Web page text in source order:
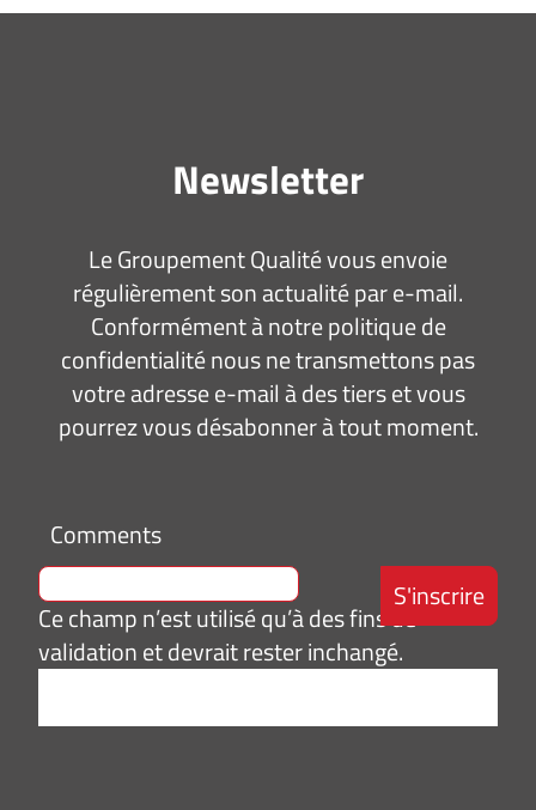
Newsletter
Le Groupement Qualité vous envoie
régulièrement son actualité par e-mail.
Conformément à notre politique de
confidentialité nous ne transmettons pas
votre adresse e-mail à des tiers et vous
pourrez vous désabonner à tout moment.
Comments
Ce champ n’est utilisé qu’à des fins de
validation et devrait rester inchangé.
e-